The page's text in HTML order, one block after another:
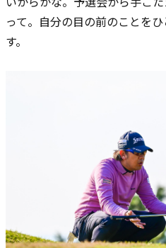
って。自分の目の前のことを
す。